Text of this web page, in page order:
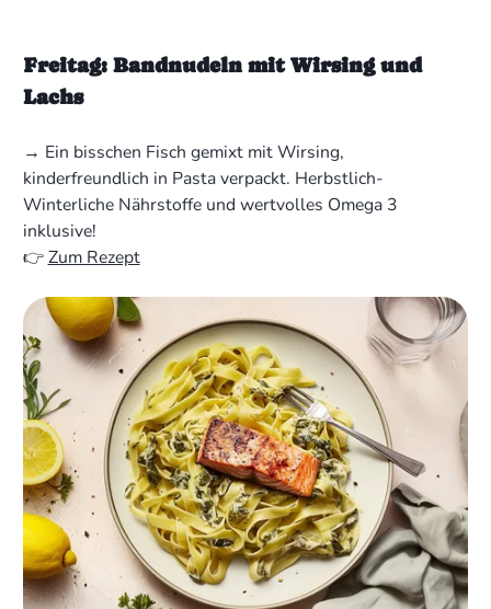
Freitag: Bandnudeln mit Wirsing und
Lachs
→ Ein bisschen Fisch gemixt mit Wirsing,
kinderfreundlich in Pasta verpackt. Herbstlich-
Winterliche Nährstoffe und wertvolles Omega 3
inklusive!
👉Zum Rezept